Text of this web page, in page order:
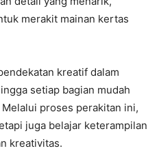
merakit mainan kertas
kreatif dalam
setiap bagian mudah
proses perakitan ini,
juga belajar keterampilan
kreativitas.